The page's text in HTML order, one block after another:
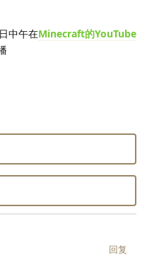
中午在Minecraft的YouTube
回复